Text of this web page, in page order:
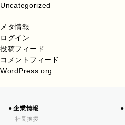
Uncategorized
メタ情報
ログイン
投稿フィード
コメントフィード
WordPress.org
企業情報
社長挨拶